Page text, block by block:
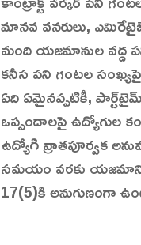
మానవ వనరులు,
మంది యజమానుల వద్ద
కనీస పని గంటల
ఏది ఏమైనప్పటికీ,
ఒప్పందాలపై ఉద్యోగుల
ఉద్యోగి వ్రాతపూర్వక
సమయం వరకు యజమాని
17(5)కి అనుగుణంగా